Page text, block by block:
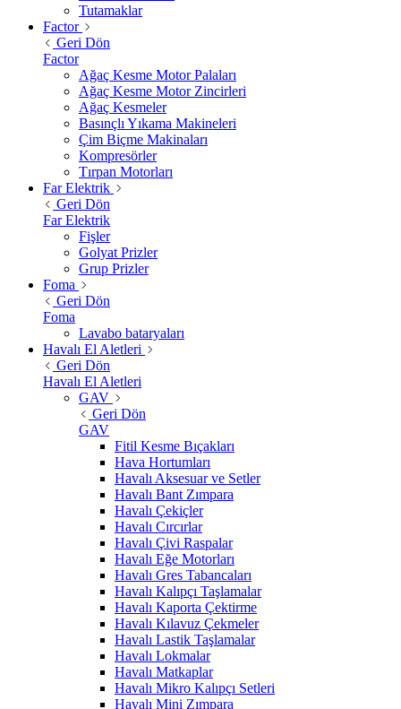
Tutamaklar
Factor
Geri Dön
Factor
Ağaç Kesme Motor Palaları
Ağaç Kesme Motor Zincirleri
Ağaç Kesmeler
Basınçlı Yıkama Makineleri
Çim Biçme Makinaları
Kompresörler
Tırpan Motorları
Far Elektrik
Geri Dön
Far Elektrik
Fişler
Golyat Prizler
Grup Prizler
Foma
Geri Dön
Foma
Lavabo bataryaları
Havalı El Aletleri
Geri Dön
Havalı El Aletleri
GAV
Geri Dön
GAV
Fitil Kesme Bıçakları
Hava Hortumları
Havalı Aksesuar ve Setler
Havalı Bant Zımpara
Havalı Çekiçler
Havalı Cırcırlar
Havalı Çivi Raspalar
Havalı Eğe Motorları
Havalı Gres Tabancaları
Havalı Kalıpçı Taşlamalar
Havalı Kaporta Çektirme
Havalı Kılavuz Çekmeler
Havalı Lastik Taşlamalar
Havalı Lokmalar
Havalı Matkaplar
Havalı Mikro Kalıpçı Setleri
Havalı Mini Zımpara